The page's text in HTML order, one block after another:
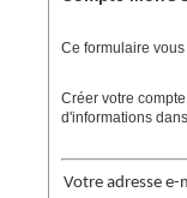
Ce formulaire
Créer votre compte
d'informations
Votre adresse e-